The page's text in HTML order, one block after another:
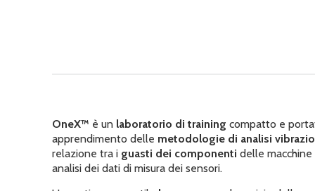
OneX™ è un laboratorio di trainingcompatto e
apprendimento delle metodologie di analisi
relazione tra i guasti dei componenti delle macchine
analisi dei dati di misura dei sensori.